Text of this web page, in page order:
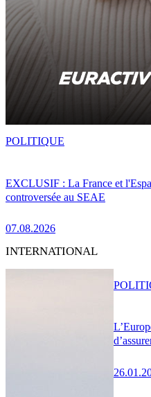
EXCLUSIF : La France et
controversée au SEAE
07.08.2026
POLITIQUE
INTERNATIONAL